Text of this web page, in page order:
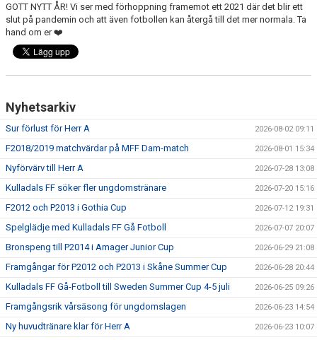
INBETALNING
PROFILKLÄDER
KFF FACEBOOK
KFF INSTAGRAM
GOTT NYTT ÅR! Vi ser med förhoppning framemot ett 2021 där det blir ett
slut på pandemin och att även fotbollen kan återgå till det mer normala. Ta
hand om er ❤️
Nyhetsarkiv
Sur förlust för Herr A 2026-08-02 09:11
F2018/2019 matchvärdar på MFF Dam-match 2026-08-01 15:34
Nyförvärv till Herr A 2026-07-28 13:08
Kulladals FF söker fler ungdomstränare 2026-07-20 15:16
F2012 och P2013 i Gothia Cup 2026-07-12 19:31
Spelglädje med Kulladals FF Gå Fotboll 2026-07-07 20:07
Bronspeng till P2014 i Amager Junior Cup 2026-06-29 21:08
Framgångar för P2012 och P2013 i Skåne Summer Cup 2026-06-28 20:44
Kulladals FF Gå-Fotboll till Sweden Summer Cup 4-5 juli 2026-06-25 09:26
Framgångsrik vårsäsong för ungdomslagen 2026-06-23 14:54
Ny huvudtränare klar för Herr A 2026-06-23 10:07